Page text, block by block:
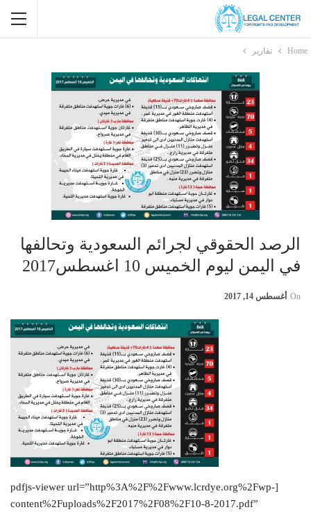
Home تقارير
الرصد الحقوقي لجرائم السعودية وتحالفها
في اليمن ليوم الخميس 10 اغسطس2017
On أغسطس 14, 2017
[pdfjs-viewer url=”http%3A%2F%2Fwww.lcrdye.org%2Fwp-
content%2Fuploads%2F2017%2F08%2F10-8-2017.pdf”